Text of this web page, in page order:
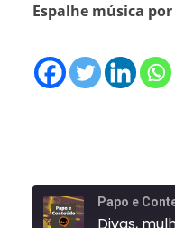
Espalhe música
Papo e